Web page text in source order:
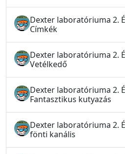
Dexter laboratóriuma 2.
Címkék
Dexter laboratóriuma 2.
Vetélkedő
Dexter laboratóriuma 2.
Fantasztikus kutyazás
Dexter laboratóriuma 2.
fönti kanális